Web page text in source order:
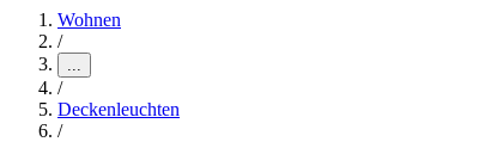
Wohnen
/
...
/
Deckenleuchten
/